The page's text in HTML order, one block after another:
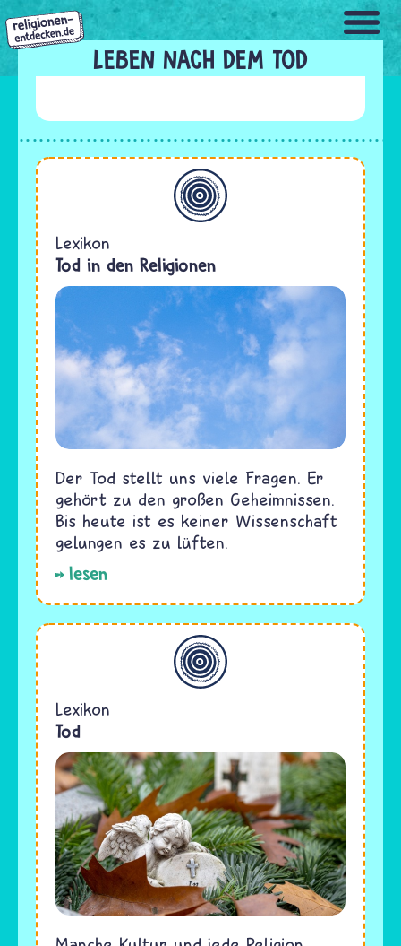
Direkt
zum
Inhalt
LEBEN NACH DEM TOD
Allgemein
Lexikon
Tod in den Religionen
Der Tod stellt uns viele Fragen. Er
gehört zu den großen Geheimnissen.
Bis heute ist es keiner Wissenschaft
gelungen es zu lüften.
lesen
Allgemein
Lexikon
Tod